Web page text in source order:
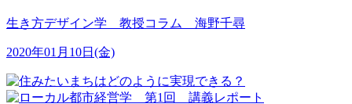
生き方デザイン学 教授コラム 海野千尋
2020年01月10日(金)